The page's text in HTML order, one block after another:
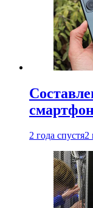
2 года спустя2